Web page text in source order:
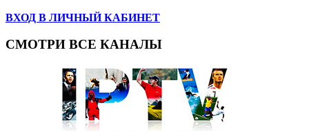
ВХОД В ЛИЧНЫЙ КАБИНЕТ
СМОТРИ ВСЕ КАНАЛЫ